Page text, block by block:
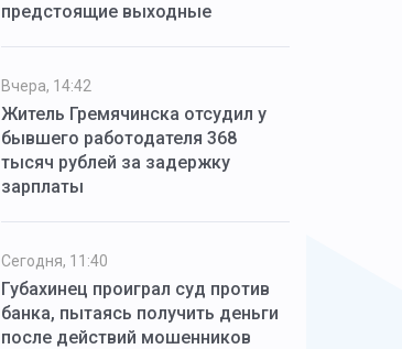
предстоящие выходные
Вчера, 14:42
Житель Гремячинска отсудил у
бывшего работодателя 368
тысяч рублей за задержку
зарплаты
Сегодня, 11:40
Губахинец проиграл суд против
банка, пытаясь получить деньги
после действий мошенников